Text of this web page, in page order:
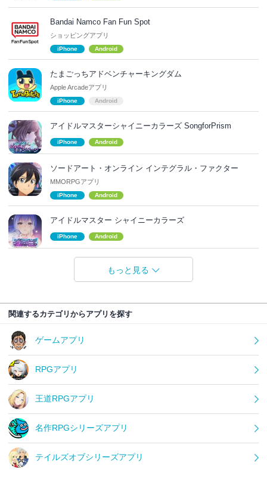
Bandai Namco Fan Fun Spot
ショッピングアプリ
iPhone Android
たまごっちアドベンチャーキングダム
Apple Arcadeアプリ
iPhone Android
アイドルマスターシャイニーカラーズ SongforPrism
iPhone Android
ソードアート・オンライン インテグラル・ファクター
MMORPGアプリ
iPhone Android
アイドルマスター シャイニーカラーズ
iPhone Android
もっと見る
関連するカテゴリからアプリを探す
ゲームアプリ
RPGアプリ
王道RPGアプリ
名作RPGシリーズアプリ
テイルズオブシリーズアプリ